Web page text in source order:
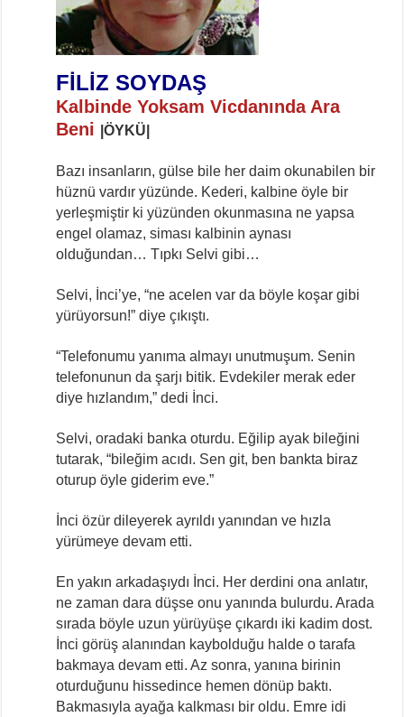
FİLİZ SOYDAŞ
Kalbinde Yoksam Vicdanında Ara
Beni
|ÖYKÜ|
Bazı insanların, gülse bile her daim okunabilen bir
hüznü vardır yüzünde. Kederi, kalbine öyle bir
yerleşmiştir ki yüzünden okunmasına ne yapsa
engel olamaz, siması kalbinin aynası
olduğundan… Tıpkı Selvi gibi…
Selvi, İnci’ye, “ne acelen var da böyle koşar gibi
yürüyorsun!” diye çıkıştı.
“Telefonumu yanıma almayı unutmuşum. Senin
telefonunun da şarjı bitik. Evdekiler merak eder
diye hızlandım,” dedi İnci.
Selvi, oradaki banka oturdu. Eğilip ayak bileğini
tutarak, “bileğim acıdı. Sen git, ben bankta biraz
oturup öyle giderim eve.”
İnci özür dileyerek ayrıldı yanından ve hızla
yürümeye devam etti.
En yakın arkadaşıydı İnci. Her derdini ona anlatır,
ne zaman dara düşse onu yanında bulurdu. Arada
sırada böyle uzun yürüyüşe çıkardı iki kadim dost.
İnci görüş alanından kaybolduğu halde o tarafa
bakmaya devam etti. Az sonra, yanına birinin
oturduğunu hissedince hemen dönüp baktı.
Bakmasıyla ayağa kalkması bir oldu. Emre idi